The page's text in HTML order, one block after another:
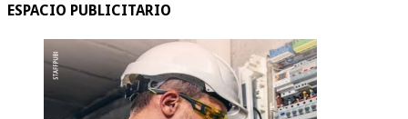
ESPACIO PUBLICITARIO